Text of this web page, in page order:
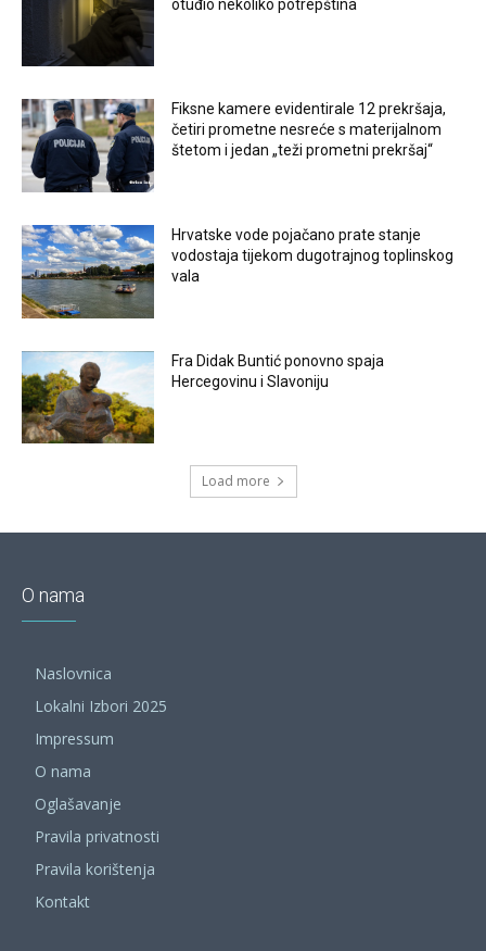
otuđio nekoliko potrepština
Fiksne kamere evidentirale 12 prekršaja,
četiri prometne nesreće s materijalnom
štetom i jedan „teži prometni prekršaj“
Hrvatske vode pojačano prate stanje
vodostaja tijekom dugotrajnog toplinskog
vala
Fra Didak Buntić ponovno spaja
Hercegovinu i Slavoniju
Load more
O nama
Naslovnica
Lokalni Izbori 2025
Impressum
O nama
Oglašavanje
Pravila privatnosti
Pravila korištenja
Kontakt